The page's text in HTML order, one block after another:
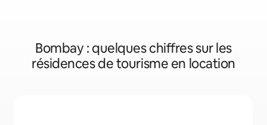
Bombay : quelques chiffres sur les
résidences de tourisme en location